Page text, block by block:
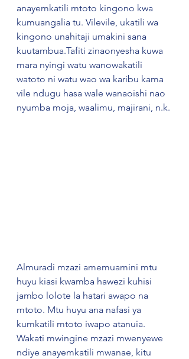
anayemkatili mtoto kingono kwa
kumuangalia tu. Vilevile, ukatili wa
kingono unahitaji umakini sana
kuutambua.Tafiti zinaonyesha kuwa
mara nyingi watu wanowakatili
watoto ni watu wao wa karibu kama
vile ndugu hasa wale wanaoishi nao
nyumba moja, waalimu, majirani, n.k.
Almuradi mzazi amemuamini mtu
huyu kiasi kwamba hawezi kuhisi
jambo lolote la hatari awapo na
mtoto. Mtu huyu ana nafasi ya
kumkatili mtoto iwapo atanuia.
Wakati mwingine mzazi mwenyewe
ndiye anayemkatili mwanae, kitu